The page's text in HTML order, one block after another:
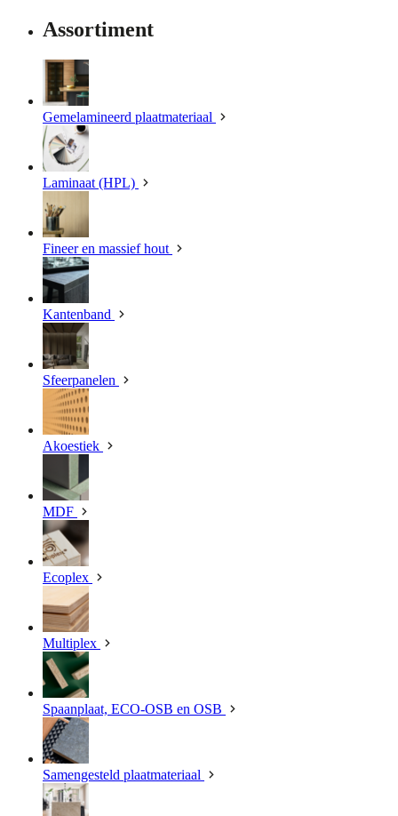
Assortiment
Gemelamineerd plaatmateriaal
Laminaat (HPL)
Fineer en massief hout
Kantenband
Sfeerpanelen
Akoestiek
MDF
Ecoplex
Multiplex
Spaanplaat, ECO-OSB en OSB
Samengesteld plaatmateriaal